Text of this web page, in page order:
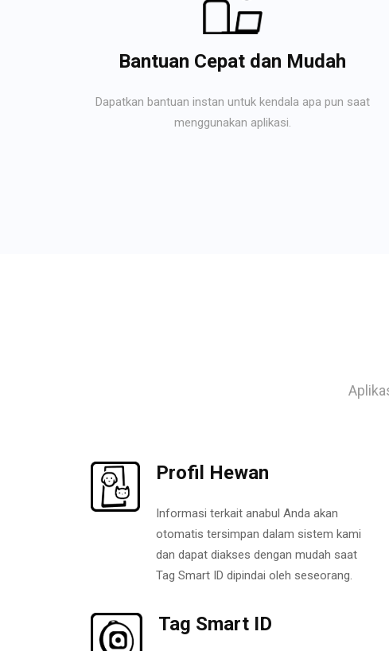
Bantuan Cepat dan Mudah
Dapatkan bantuan instan untuk kendala apa pun saat
menggunakan aplikasi.
Profil Hewan
Informasi terkait anabul Anda akan
otomatis tersimpan dalam sistem kami
dan dapat diakses dengan mudah saat
Tag Smart ID dipindai oleh seseorang.
Tag Smart ID